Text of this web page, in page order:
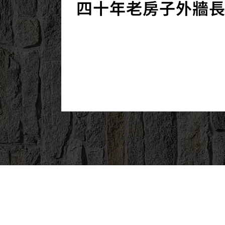
四十年老房子外牆